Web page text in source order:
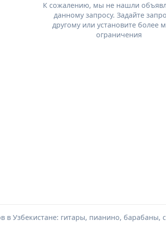
К сожалению, мы не нашли
данному запросу. Задайте
другому или установите более
ограничения
Узбекистане: гитары, пианино, барабаны,